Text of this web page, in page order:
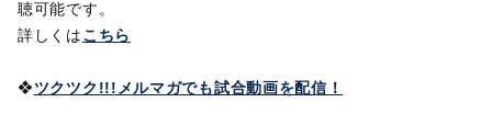
聴可能です。
詳しくはこちら
❖ツクツク!!!メルマガでも試合動画を配信！